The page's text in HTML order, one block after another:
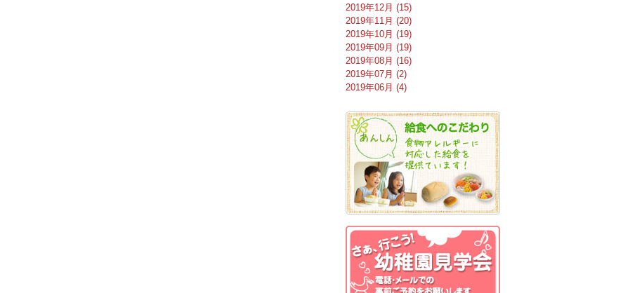
2019年12月 (15)
2019年11月 (20)
2019年10月 (19)
2019年09月 (19)
2019年08月 (16)
2019年07月 (2)
2019年06月 (4)